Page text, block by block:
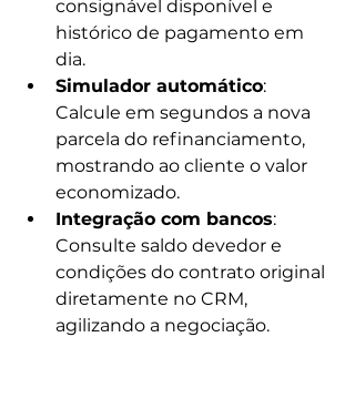
consignável disponível e
histórico de pagamento em
dia.
Simulador automático:
Calcule em segundos a nova
parcela do refinanciamento,
mostrando ao cliente o valor
economizado.
Integração com bancos:
Consulte saldo devedor e
condições do contrato original
diretamente no CRM,
agilizando a negociação.